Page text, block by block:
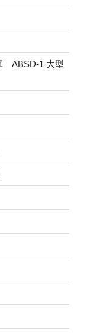
ABSD-1 大型